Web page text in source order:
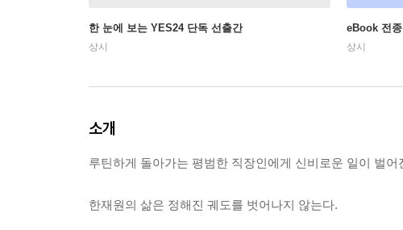
한 눈에 보는 YES24 단독 선출간
상시
eBook 전
상시
소개
루틴하게 돌아가는 평범한 직장인에게 신비로운 일이 벌어
한재원의 삶은 정해진 궤도를 벗어나지 않는다.